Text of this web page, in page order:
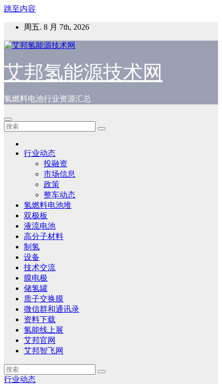
跳至内容
周五. 8 月 7th, 2026
艾邦氢能源技术网
氢燃料电池行业资源汇总
行业动态
投融资
市场信息
政策
整车动态
氢燃料电池堆
双极板
液流电池
高分子材料
制氢
设备
技术交流
膜电极
储氢罐
质子交换膜
微信群和通讯录
资料下载
氢能线上展
艾邦官网
艾邦智飞网
行业动态